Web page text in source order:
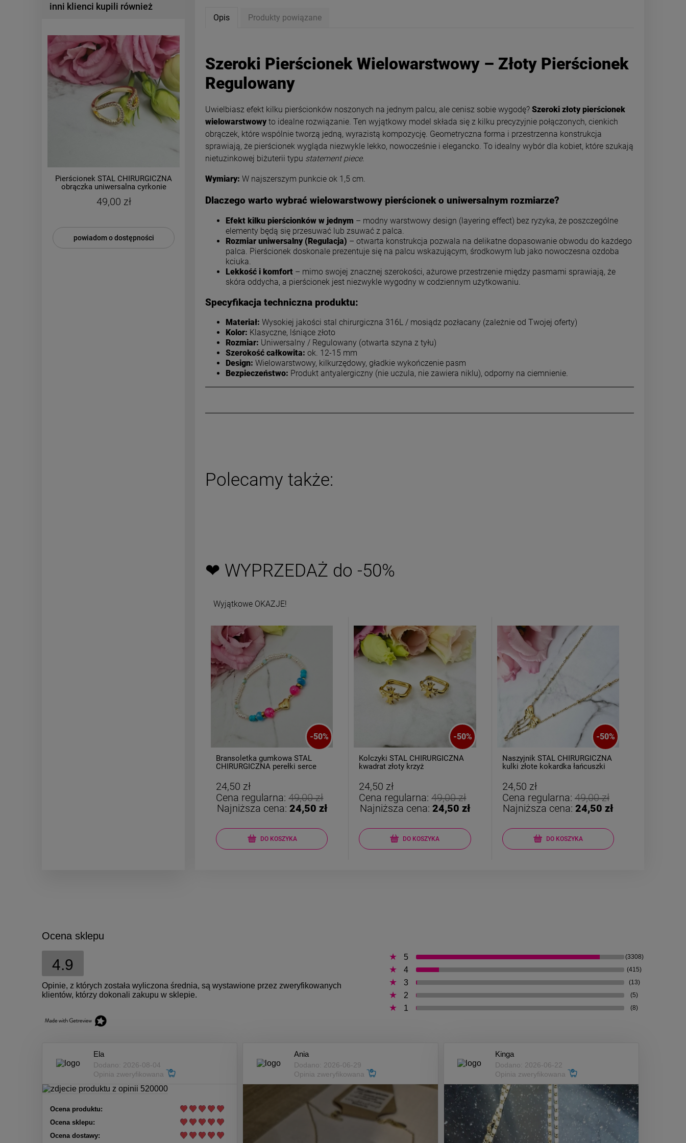
inni klienci kupili również
Pierścionek STAL CHIRURGICZNA
obrączka uniwersalna cyrkonie
49,00 zł
powiadom o dostępności
Bransoletka STAL CHIRURGICZNA
49,00 zł
powiadom o dostępności
Bransoletka gumkowa kamień
19,50 zł
39,00 zł
Najniższa cena:
cyrkonie jasne złoto
59,00 zł
powiadom o dostępności
Opis Produkty powiązane
Szeroki Pierścionek Wielowarstwowy – Złoty Pierścionek
Regulowany
Uwielbiasz efekt kilku pierścionków noszonych na jednym palcu, ale cenisz sobie wygodę? Szeroki złoty pierścionek
wielowarstwowy to idealne rozwiązanie. Ten wyjątkowy model składa się z kilku precyzyjnie połączonych, cienkich
obrączek, które wspólnie tworzą jedną, wyrazistą kompozycję. Geometryczna forma i przestrzenna konstrukcja
sprawiają, że pierścionek wygląda niezwykle lekko, nowocześnie i elegancko. To idealny wybór dla kobiet, które szukają
nietuzinkowej biżuterii typu statement piece.
Wymiary: W najszerszym punkcie ok 1,5 cm.
Dlaczego warto wybrać wielowarstwowy pierścionek o uniwersalnym rozmiarze?
Efekt kilku pierścionków w jednym – modny warstwowy design (layering effect) bez ryzyka, że poszczególne
elementy będą się przesuwać lub zsuwać z palca.
Rozmiar uniwersalny (Regulacja) – otwarta konstrukcja pozwala na delikatne dopasowanie obwodu do każdego
palca. Pierścionek doskonale prezentuje się na palcu wskazującym, środkowym lub jako nowoczesna ozdoba
kciuka.
Lekkość i komfort – mimo swojej znacznej szerokości, ażurowe przestrzenie między pasmami sprawiają, że
skóra oddycha, a pierścionek jest niezwykle wygodny w codziennym użytkowaniu.
Specyfikacja techniczna produktu:
Materiał: Wysokiej jakości stal chirurgiczna 316L / mosiądz pozłacany (zależnie od Twojej oferty)
Kolor: Klasyczne, lśniące złoto
Rozmiar: Uniwersalny / Regulowany (otwarta szyna z tyłu)
Szerokość całkowita: ok. 12-15 mm
Design: Wielowarstwowy, kilkurzędowy, gładkie wykończenie pasm
Bezpieczeństwo: Produkt antyalergiczny (nie uczula, nie zawiera niklu), odporny na ciemnienie.
Polecamy także:
❤ WYPRZEDAŻ do -50%
Wyjątkowe OKAZJE!
-50%
Bransoletka gumkowa STAL
CHIRURGICZNA perełki serce
24,50 zł
Cena regularna:49,00 zł
Najniższa cena: 24,50 zł
DO KOSZYKA
-50%
Kolczyki STAL CHIRURGICZNA
kwadrat złoty krzyż
24,50 zł
Cena regularna:49,00 zł
Najniższa cena: 24,50 zł
DO KOSZYKA
-50%
Naszyjnik STAL CHIRURGICZNA
kulki złote kokardka łańcuszki
24,50 zł
Cena regularna: 49,00 zł
Najniższa cena:24,50 zł
DO KOSZYKA
Ocena sklepu
4.9
Opinie, z których została wyliczona średnia, są wystawione przez zweryfikowanych
klientów, którzy dokonali zakupu w sklepie.
5 (3308)
4 (415)
3 (13)
2 (5)
1 (8)
Ela
Dodano: 2026-08-04
Opinia zweryfikowana
Ocena produktu:
Ocena sklepu:
Ocena dostawy:
Ania
Dodano: 2026-06-29
Opinia zweryfikowana
Kinga
Dodano: 2026-06-22
Opinia zweryfikowana